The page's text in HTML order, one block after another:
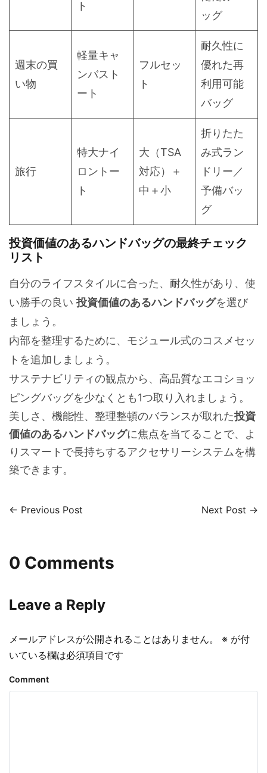
ト
ッグ
週末の買
い物
軽量キャ
ンバスト
ート
フルセッ
ト
耐久性に
優れた再
利用可能
バッグ
旅行
特大ナイ
ロントー
ト
大（TSA
対応）＋
中＋小
折りたた
み式ラン
ドリー／
予備バッ
グ
投資価値のあるハンドバッグの最終チェック
リスト
自分のライフスタイルに合った、耐久性があり、使
い勝手の良い 投資価値のあるハンドバッグを選び
ましょう。
内部を整理するために、モジュール式のコスメセッ
トを追加しましょう。
サステナビリティの観点から、高品質なエコショッ
ピングバッグを少なくとも1つ取り入れましょう。
美しさ、機能性、整理整頓のバランスが取れた投資
価値のあるハンドバッグに焦点を当てることで、よ
りスマートで長持ちするアクセサリーシステムを構
築できます。
← Previous Post Next Post →
0 Comments
Leave a Reply
メールアドレスが公開されることはありません。 ※ が付
いている欄は必須項目です
Comment